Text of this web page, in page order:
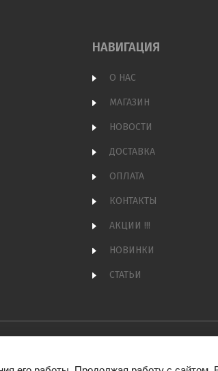
НАВИГАЦИЯ
О НАС
МАГАЗИН
НОВОСТИ
ДОСТАВКА
ОПЛАТА
КОНТАКТЫ
АКЦИИ !!!
НОВИНКИ
СТАТЬИ